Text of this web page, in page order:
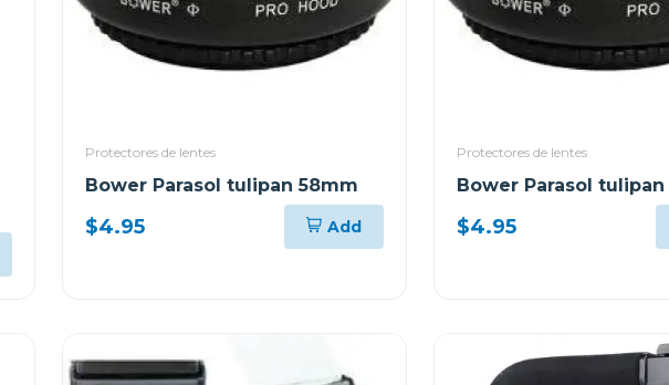
Protectores de lentes
Bower Parasol tulipan 58mm
$4.95 Add
Protectores de lentes
Bower Parasol
$4.95